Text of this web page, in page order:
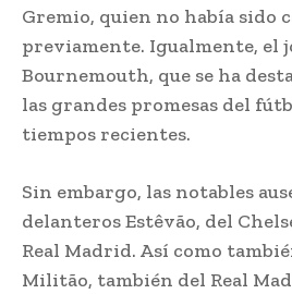
Gremio, quien no había sido
previamente. Igualmente, el
Bournemouth, que se ha
las grandes promesas del
tiempos recientes.
Sin embargo, las notables
delanteros Estêvão, del
Real Madrid. Así como
Militão, también del Real